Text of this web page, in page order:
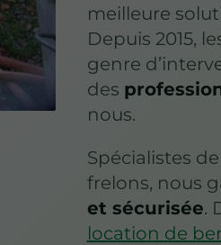
meilleure
Depuis 2015,
genre
des
nous.
Spécialistes
frelons, nous
et sécurisée.
location de